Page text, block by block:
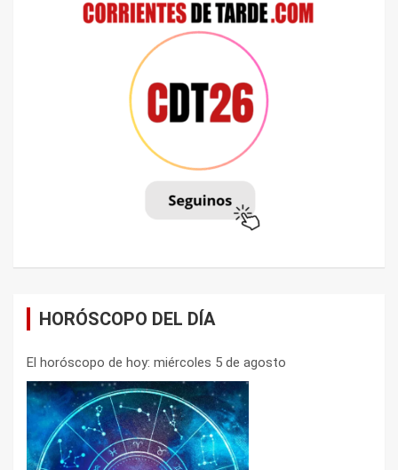
HORÓSCOPO DEL DÍA
El horóscopo de hoy: miércoles 5 de agosto